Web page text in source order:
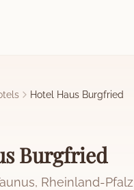
Hotel Haus Burgfried
Burgfried
, Rheinland-Pfalz